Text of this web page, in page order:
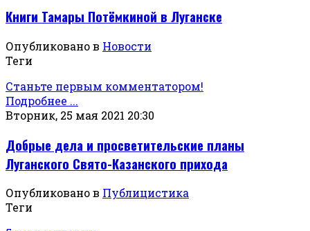
Книги Тамары Потёмкиной в Луганске
Опубликовано в Новости
Теги
Станьте первым комментатором!
Подробнее ...
Вторник, 25 мая 2021 20:30
Добрые дела и просветительские планы
Луганского Свято-Казанского прихода
Опубликовано в Публицистика
Теги